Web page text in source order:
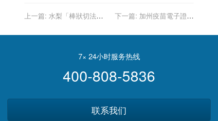
上一篇: 水梨「棒狀切法」
鬆吃
下一篇: 加州疫苗電子證明
請
7× 24小时服务热线
400-808-5836
联系我们